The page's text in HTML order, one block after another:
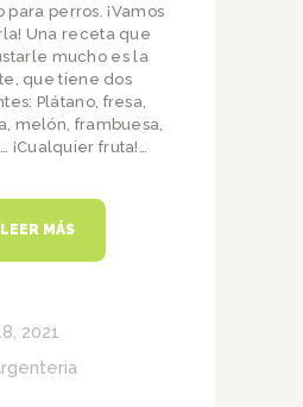
para perros. ¡Vamos
Una receta que
mucho es la
que tiene dos
Plátano, fresa,
melón, frambuesa,
¡Cualquier fruta!…
LEER MÁS
2021